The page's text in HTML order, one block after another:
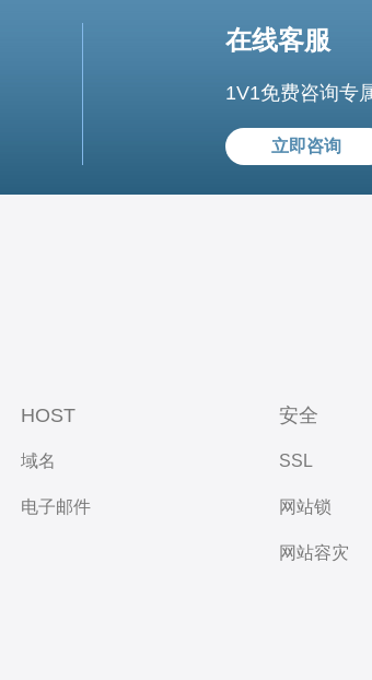
在线客服
1V1免费咨询专
立即咨询
HOST
域名
电子邮件
安全
SSL
网站锁
网站容灾